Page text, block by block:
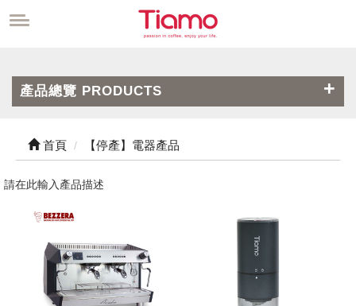
產品總覽 PRODUCTS
首頁 【停產】電器產品
請在此輸入產品描述